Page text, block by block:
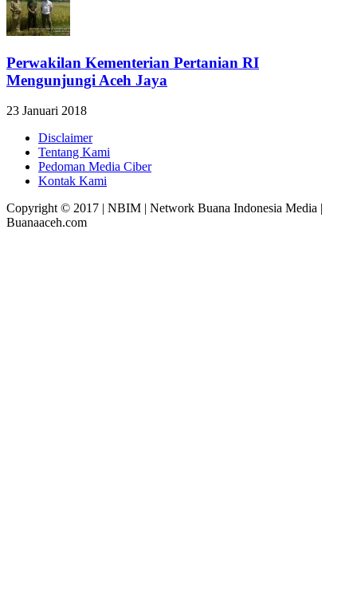
Perwakilan Kementerian Pertanian RI
Mengunjungi Aceh Jaya
23 Januari 2018
Disclaimer
Tentang Kami
Pedoman Media Ciber
Kontak Kami
Copyright © 2017 | NBIM | Network Buana Indonesia Media |
Buanaaceh.com